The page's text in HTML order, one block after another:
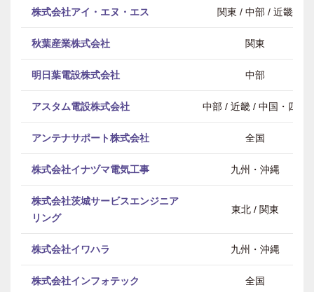
株式会社アイ・エヌ・エス 関東 / 中部 / 近畿
秋葉産業株式会社 関東
明日葉電設株式会社 中部
アスタム電設株式会社 中部 / 近畿 / 中国・四国
アンテナサポート株式会社 全国
株式会社イナヅマ電気工事 九州・沖縄
株式会社茨城サービスエンジニア
リング
東北 / 関東
株式会社イワハラ 九州・沖縄
株式会社インフォテック 全国